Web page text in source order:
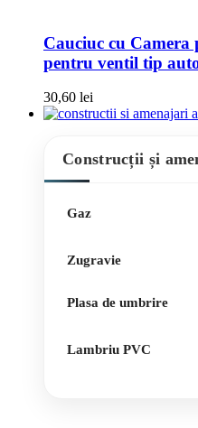
Cauciuc cu
pentru ventil tip
30,60 lei
Construcții și
Gaz
Zugravie
Plasa de umbrire
Lambriu PVC